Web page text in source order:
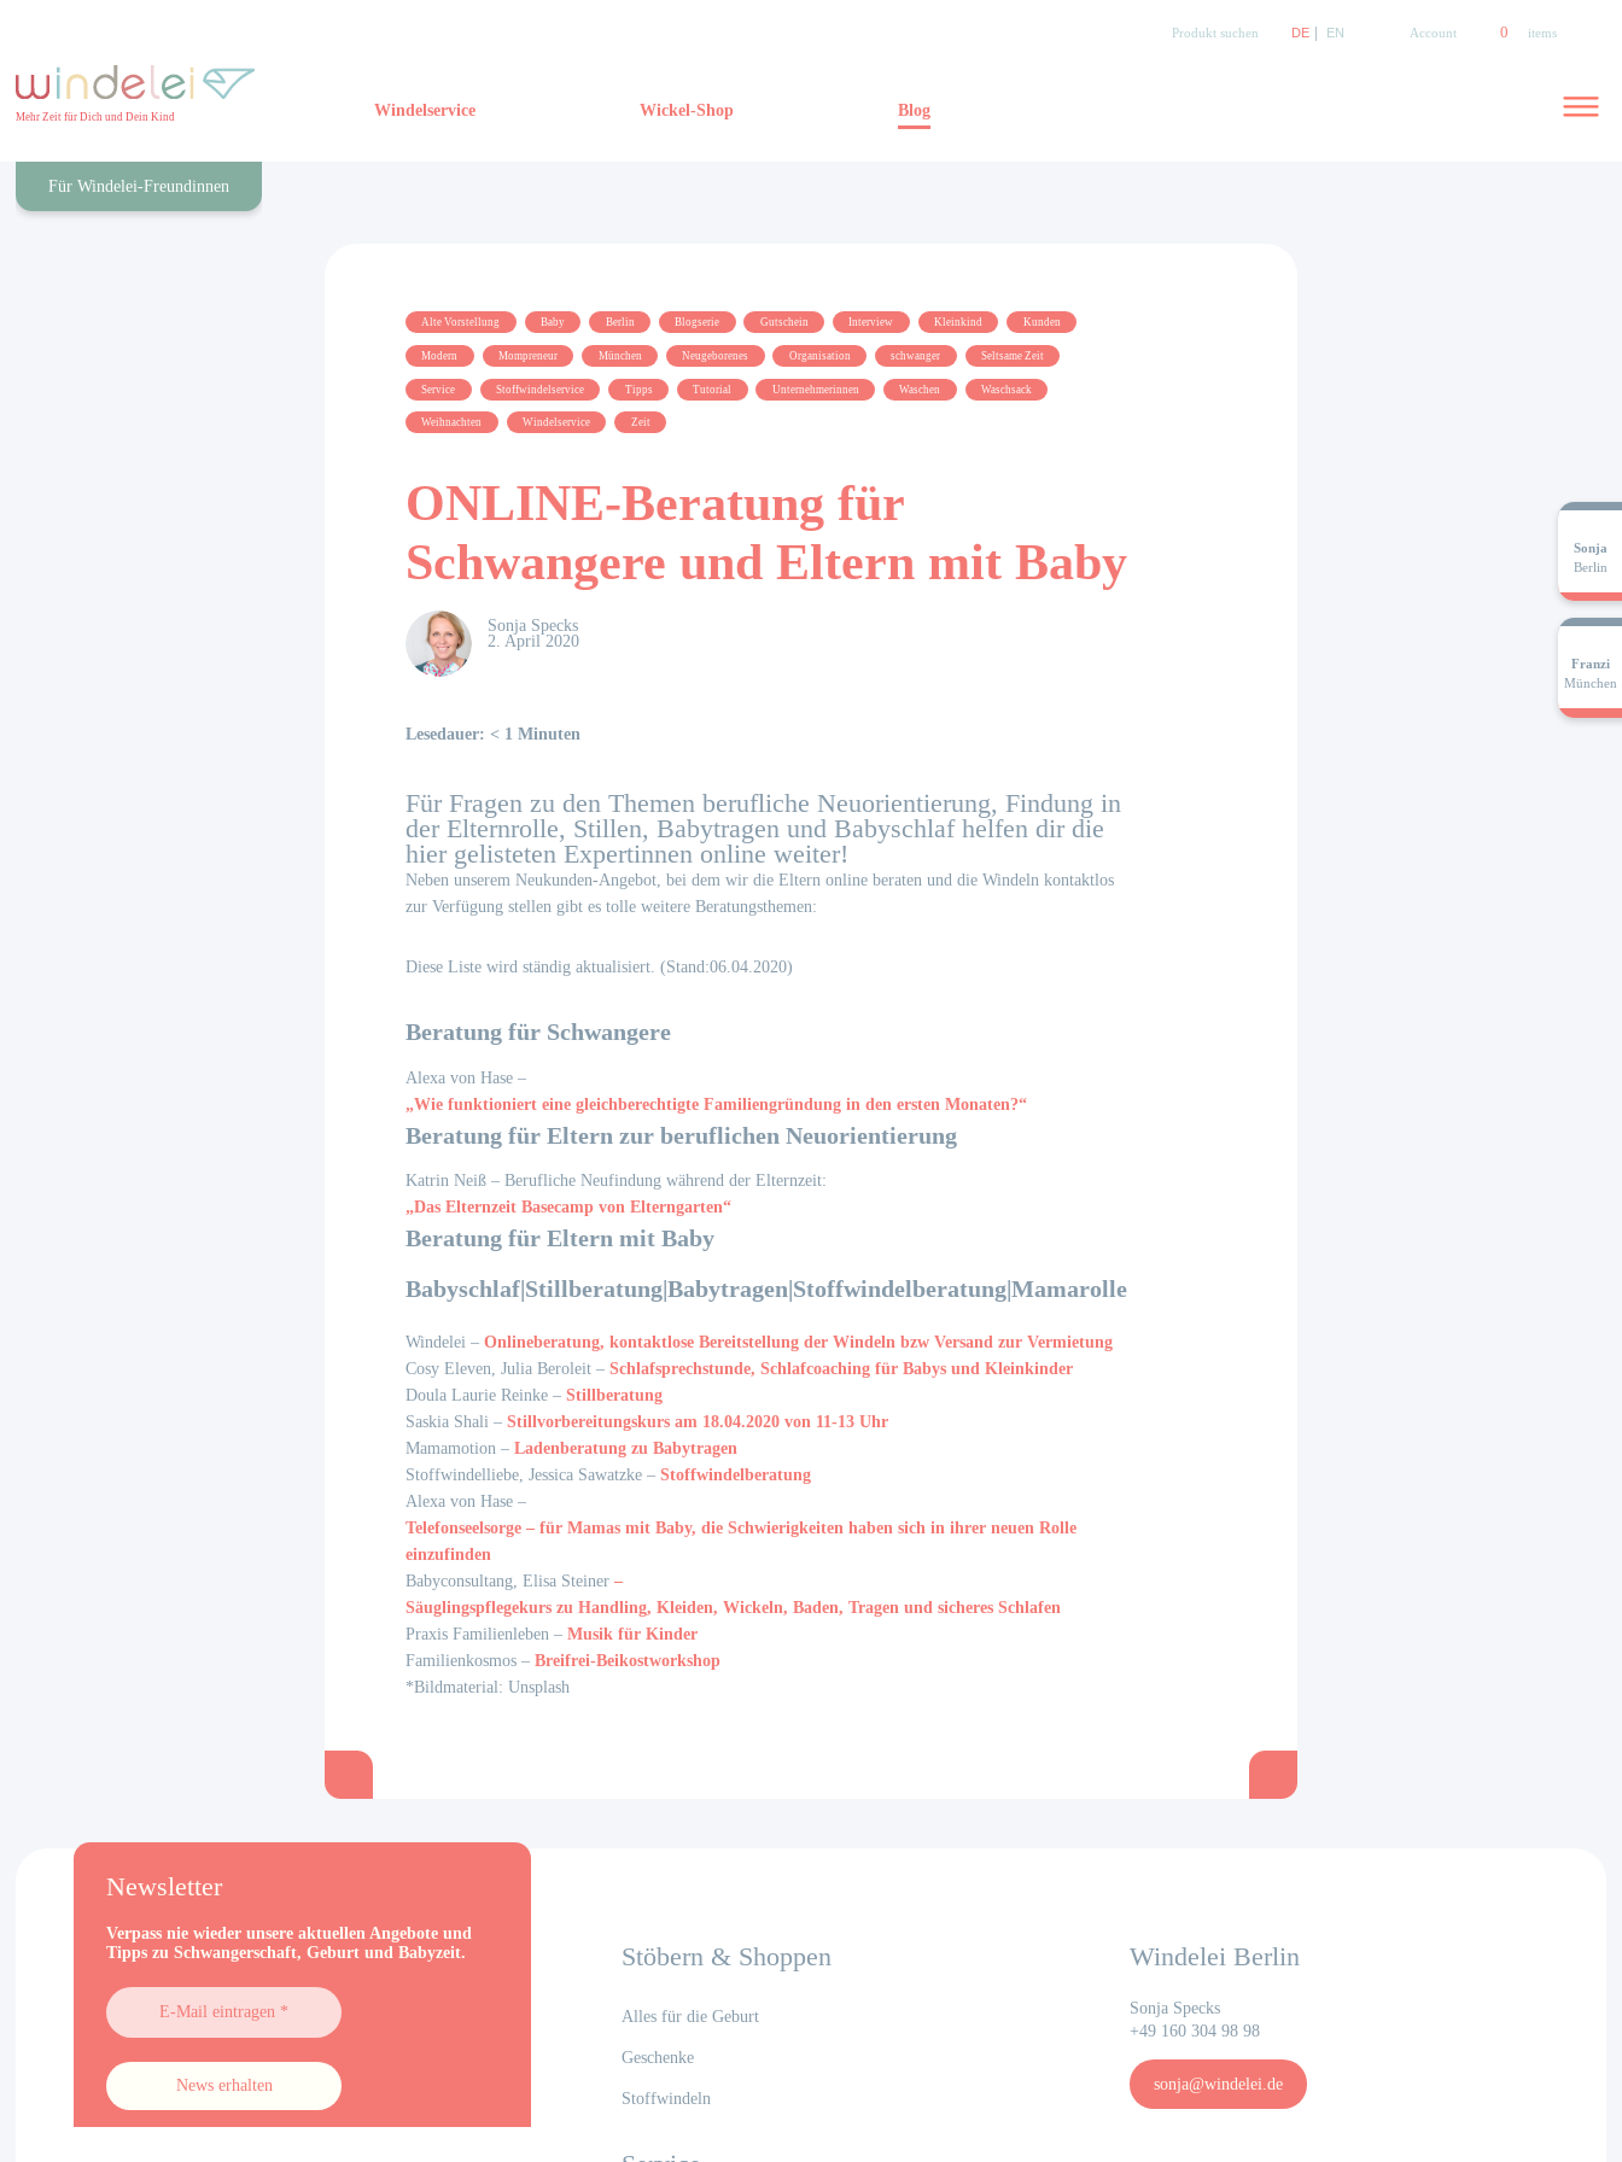
Mehr Zeit für Dich und Dein Kind
Produkt suchen
Search
DE EN Account 0 items
Windelservice Wickel-Shop Blog
Für Windelei-Freundinnen
Sonja
Berlin
Franzi
München
Alte Vorstellung Baby Berlin Blogserie Gutschein Interview Kleinkind Kunden
Modern Mompreneur München Neugeborenes Organisation schwanger Seltsame Zeit
Service Stoffwindelservice Tipps Tutorial Unternehmerinnen Waschen Waschsack
Weihnachten Windelservice Zeit
ONLINE-Beratung für
Schwangere und Eltern mit Baby
Sonja Specks
2. April 2020
Lesedauer: < 1 Minuten
Für Fragen zu den Themen berufliche Neuorientierung, Findung in
der Elternrolle, Stillen, Babytragen und Babyschlaf helfen dir die
hier gelisteten Expertinnen online weiter!
Neben unserem Neukunden-Angebot, bei dem wir die Eltern online beraten und die Windeln kontaktlos
zur Verfügung stellen gibt es tolle weitere Beratungsthemen:
Diese Liste wird ständig aktualisiert. (Stand:06.04.2020)
Beratung für Schwangere
Alexa von Hase –
„Wie funktioniert eine gleichberechtigte Familiengründung in den ersten Monaten?“
Beratung für Eltern zur beruflichen Neuorientierung
Katrin Neiß – Berufliche Neufindung während der Elternzeit:
„Das Elternzeit Basecamp von Elterngarten“
Beratung für Eltern mit Baby
Babyschlaf|Stillberatung|Babytragen|Stoffwindelberatung|Mamarolle
Windelei – Onlineberatung, kontaktlose Bereitstellung der Windeln bzw Versand zur Vermietung
Cosy Eleven, Julia Beroleit – Schlafsprechstunde, Schlafcoaching für Babys und Kleinkinder
Doula Laurie Reinke – Stillberatung
Saskia Shali – Stillvorbereitungskurs am 18.04.2020 von 11-13 Uhr
Mamamotion – Ladenberatung zu Babytragen
Stoffwindelliebe, Jessica Sawatzke – Stoffwindelberatung
Alexa von Hase –
Telefonseelsorge – für Mamas mit Baby, die Schwierigkeiten haben sich in ihrer neuen Rolle
einzufinden
Babyconsultang, Elisa Steiner –
Säuglingspflegekurs zu Handling, Kleiden, Wickeln, Baden, Tragen und sicheres Schlafen
Praxis Familienleben – Musik für Kinder
Familienkosmos – Breifrei-Beikostworkshop
*Bildmaterial: Unsplash
Newsletter
Verpass nie wieder unsere aktuellen Angebote und
Tipps zu Schwangerschaft, Geburt und Babyzeit.
E-
Mail
eintragen
Stöbern & Shoppen
Alles für die Geburt
Geschenke
Stoffwindeln
Windelei Berlin
Sonja Specks
+49 160 304 98 98
sonja@windelei.de